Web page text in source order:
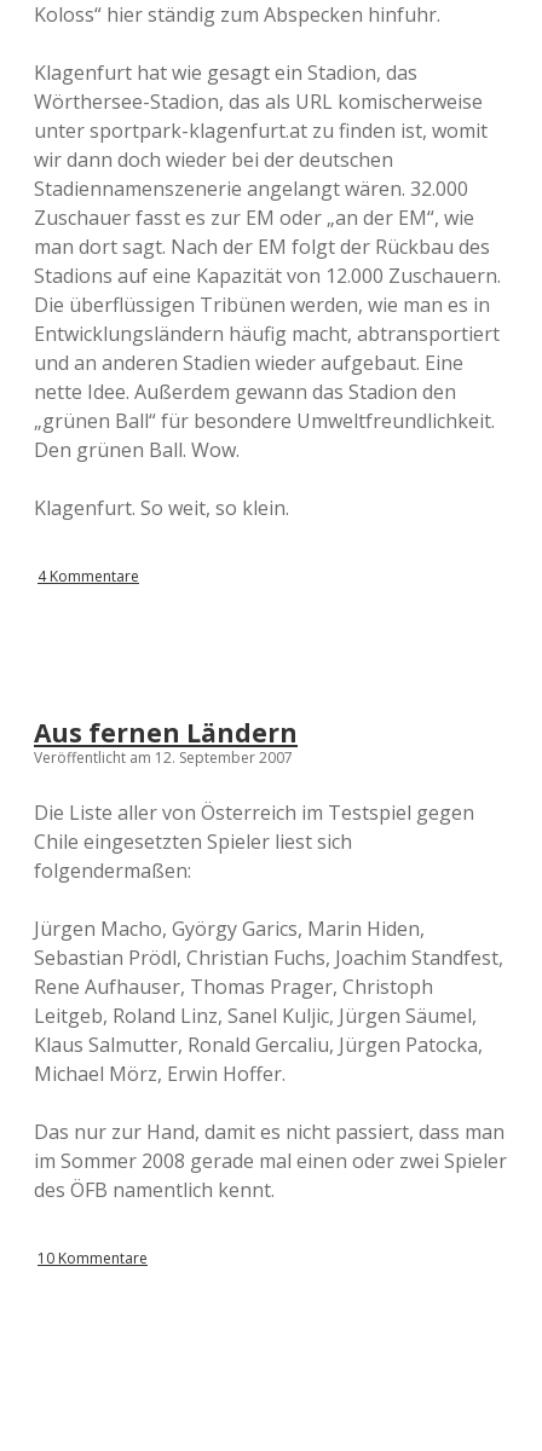
Koloss“ hier ständig zum Abspecken hinfuhr.
Klagenfurt hat wie gesagt ein Stadion, das
Wörthersee-Stadion, das als URL komischerweise
unter sportpark-klagenfurt.at zu finden ist, womit
wir dann doch wieder bei der deutschen
Stadiennamenszenerie angelangt wären. 32.000
Zuschauer fasst es zur EM oder „an der EM“, wie
man dort sagt. Nach der EM folgt der Rückbau des
Stadions auf eine Kapazität von 12.000 Zuschauern.
Die überflüssigen Tribünen werden, wie man es in
Entwicklungsländern häufig macht, abtransportiert
und an anderen Stadien wieder aufgebaut. Eine
nette Idee. Außerdem gewann das Stadion den
„grünen Ball“ für besondere Umweltfreundlichkeit.
Den grünen Ball. Wow.
Klagenfurt. So weit, so klein.
4 Kommentare
Aus fernen Ländern
Veröffentlicht am 12. September 2007
Die Liste aller von Österreich im Testspiel gegen
Chile eingesetzten Spieler liest sich
folgendermaßen:
Jürgen Macho, György Garics, Marin Hiden,
Sebastian Prödl, Christian Fuchs, Joachim Standfest,
Rene Aufhauser, Thomas Prager, Christoph
Leitgeb, Roland Linz, Sanel Kuljic, Jürgen Säumel,
Klaus Salmutter, Ronald Gercaliu, Jürgen Patocka,
Michael Mörz, Erwin Hoffer.
Das nur zur Hand, damit es nicht passiert, dass man
im Sommer 2008 gerade mal einen oder zwei Spieler
des ÖFB namentlich kennt.
10 Kommentare